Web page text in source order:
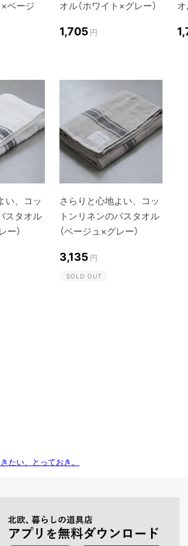
×ベージ
オル（ホワイト×グレー）
1,705 円
オ
い、コッ
スタオル
ー）
さらりと心地よい、コッ
トンリネンのバスタオル
（ベージュ×グレー）
3,135 円
SOLD OUT
たい、とっておき。